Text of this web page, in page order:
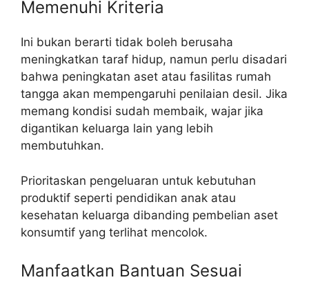
Memenuhi Kriteria
Ini bukan berarti tidak boleh berusaha
meningkatkan taraf hidup, namun perlu disadari
bahwa peningkatan aset atau fasilitas rumah
tangga akan mempengaruhi penilaian desil. Jika
memang kondisi sudah membaik, wajar jika
digantikan keluarga lain yang lebih
membutuhkan.
Prioritaskan pengeluaran untuk kebutuhan
produktif seperti pendidikan anak atau
kesehatan keluarga dibanding pembelian aset
konsumtif yang terlihat mencolok.
Manfaatkan Bantuan Sesuai